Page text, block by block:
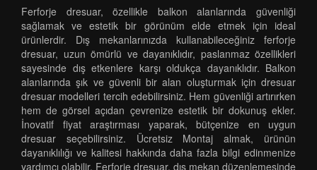
Ferforje dresuar, özellikle balkon alanlarında güvenliği
sağlamak ve estetik bir görünüm elde etmek için ideal
ürünlerdir. Dış mekanlarınızda kullanabileceğiniz ferforje
dresuar, uzun ömürlü ve dayanıklıdır, paslanmaz özellikleri
sayesinde dış etkenlere karşı oldukça dayanıklıdır. Balkon
alanlarında şık ve güvenli bir alan oluşturmak için dresuar
dresuar modelleri tercih edebilirsiniz. Hem güvenliği artırırken
hem de görsel açıdan çevrenize estetik bir dokunuş ekler.
İnovatif fiyat araştırması yaparak, bütçenize en uygun
dresuar seçebilirsiniz. Ücretsiz Montaj almak, ürünün
dayanıklılığı ve kalitesi hakkında daha fazla bilgi edinmenize
yardımcı olabilir. Ferforje dresuar, dış mekan düzenlemesinde